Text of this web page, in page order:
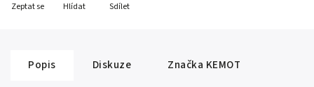
Zeptat se Hlídat Sdílet
Popis Diskuze Značka KEMOT